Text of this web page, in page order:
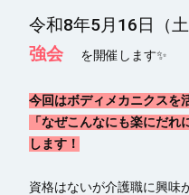
令和8年5月16日（
強会
を開催します✨
今回はボディメカニクスを
「なぜこんなにも楽にだ
します！
資格はないが介護職に興味